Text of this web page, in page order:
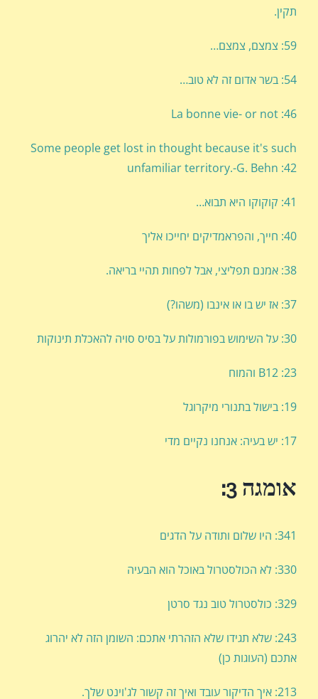
תקין.
59: צמצם, צמצם…
54: בשר אדום זה לא טוב…
La bonne vie- or not :46
Some people get lost in thought because it's such
unfamiliar territory.-G. Behn :42
41: קוקוקו היא תבוא…
40: חייך, והפראמדיקים יחייכו אליך
38: אמנם תפליצי, אבל לפחות תהיי בריאה.
37: אז יש בו או אינבו (משהו?)
30: על השימוש בפורמולות על בסיס סויה להאכלת תינוקות
B12 :23 והמוח
19: בישול בתנורי מיקרוגל
17: יש בעיה: אנחנו נקיים מדי
אומגה 3:
341: היו שלום ותודה על הדגים
330: לא הכולסטרול באוכל הוא הבעיה
329: כולסטרול טוב נגד סרטן
243: שלא תגידו שלא הזהרתי אתכם: השומן הזה לא יהרוג
אתכם (העוגות כן)
213: איך הדיקור עובד ואיך זה קשור לג'וינט שלך.